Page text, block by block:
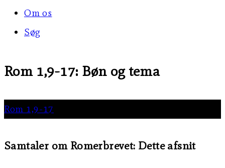
Om os
Søg
Rom 1,9-17: Bøn og tema
Rom 1,9-17
Samtaler om Romerbrevet: Dette afsnit